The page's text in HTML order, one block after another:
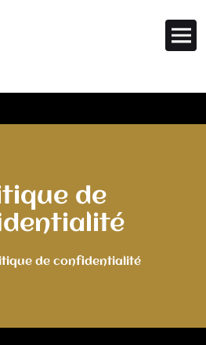
de
de confidentialité